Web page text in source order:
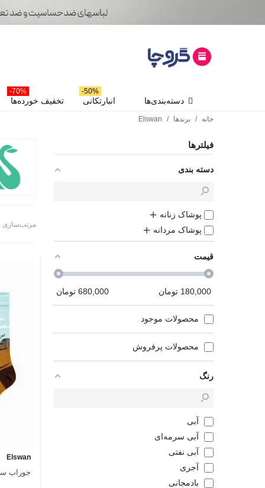
دسته‌بندی‌ها انبارتکانی
50%-
تخفیف خورده‌ها
70%-
خانه / برندها /
Elswan
فیلترها
دسته بندی
پوشاک زنانه
پوشاک مردانه
قیمت
180,000 تومان 680,000 تومان
محصولات موجود
محصولات پرفروش
رنگ
آبی
آبی سرمه‌ای
آبی نفتی
آجری
بادمجانی
مرتب‌سازی
Elswan
جوراب